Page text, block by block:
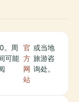
。周
可能
官
方
网
站
或当地
旅游咨
询处。